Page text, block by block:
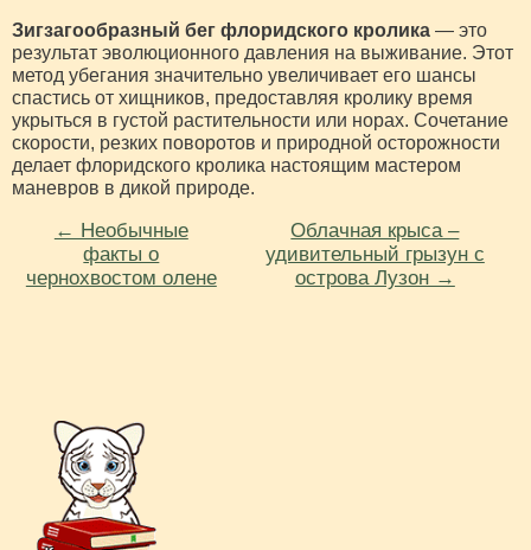
Зигзагообразный бег флоридского кролика — это
результат эволюционного давления на выживание. Этот
метод убегания значительно увеличивает его шансы
спастись от хищников, предоставляя кролику время
укрыться в густой растительности или норах. Сочетание
скорости, резких поворотов и природной осторожности
делает флоридского кролика настоящим мастером
маневров в дикой природе.
← Необычные
факты о
чернохвостом олене
Облачная крыса –
удивительный грызун с
острова Лузон →